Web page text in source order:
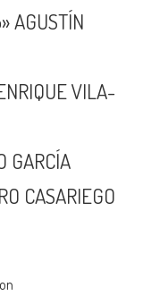
AGUSTÍN
VILA-
GARCÍA
CASARIEGO